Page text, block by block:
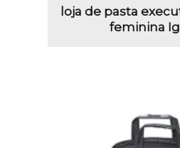
loja de pasta
feminina